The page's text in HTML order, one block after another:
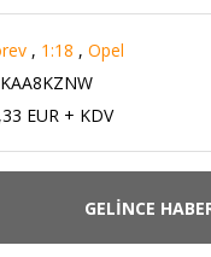
, 1:18 , Opel
EUR + KDV
GELİNCE